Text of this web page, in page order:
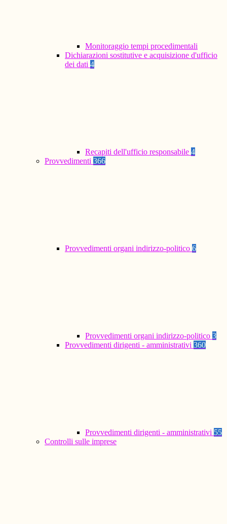
Monitoraggio tempi procedimentali
Dichiarazioni sostitutive e acquisizione d'ufficio
dei dati 4
Recapiti dell'ufficio responsabile 4
Provvedimenti 366
Provvedimenti organi indirizzo-politico 6
Provvedimenti organi indirizzo-politico 3
Provvedimenti dirigenti - amministrativi 360
Provvedimenti dirigenti - amministrativi 55
Controlli sulle imprese